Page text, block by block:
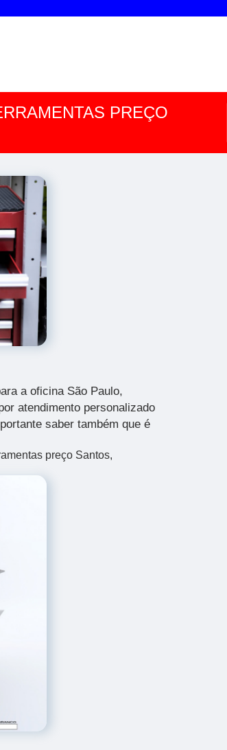
PREÇO
a oficina São Paulo,
atendimento personalizado
saber também que é
preço Santos,